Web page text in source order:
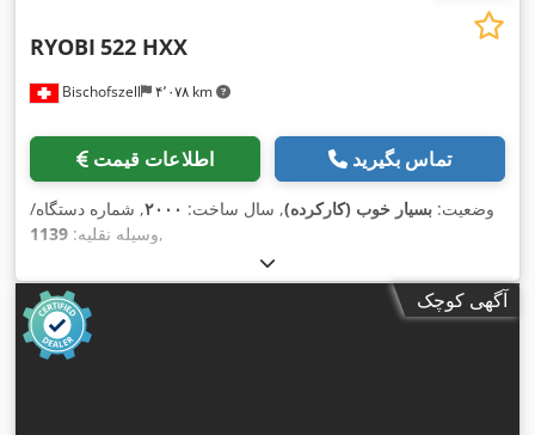
Bischofszell ۴٬۰۷۸ km
RYOBI 522 HXX
اطلاعات قیمت تماس بگیرید
وضعیت: بسیار خوب (کارکرده), سال ساخت: ۲۰۰۰, شماره دستگاه/
وسیله نقلیه: 1139 ,
آگهی کوچک